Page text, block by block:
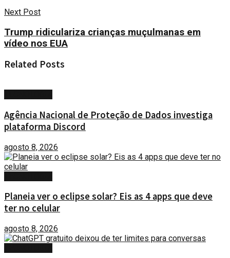
Next Post
Trump ridiculariza crianças muçulmanas em
vídeo nos EUA
Related Posts
Agência Nacional de Proteção de Dados investiga
plataforma Discord
agosto 8, 2026
Planeia ver o eclipse solar? Eis as 4 apps que deve
ter no celular
agosto 8, 2026